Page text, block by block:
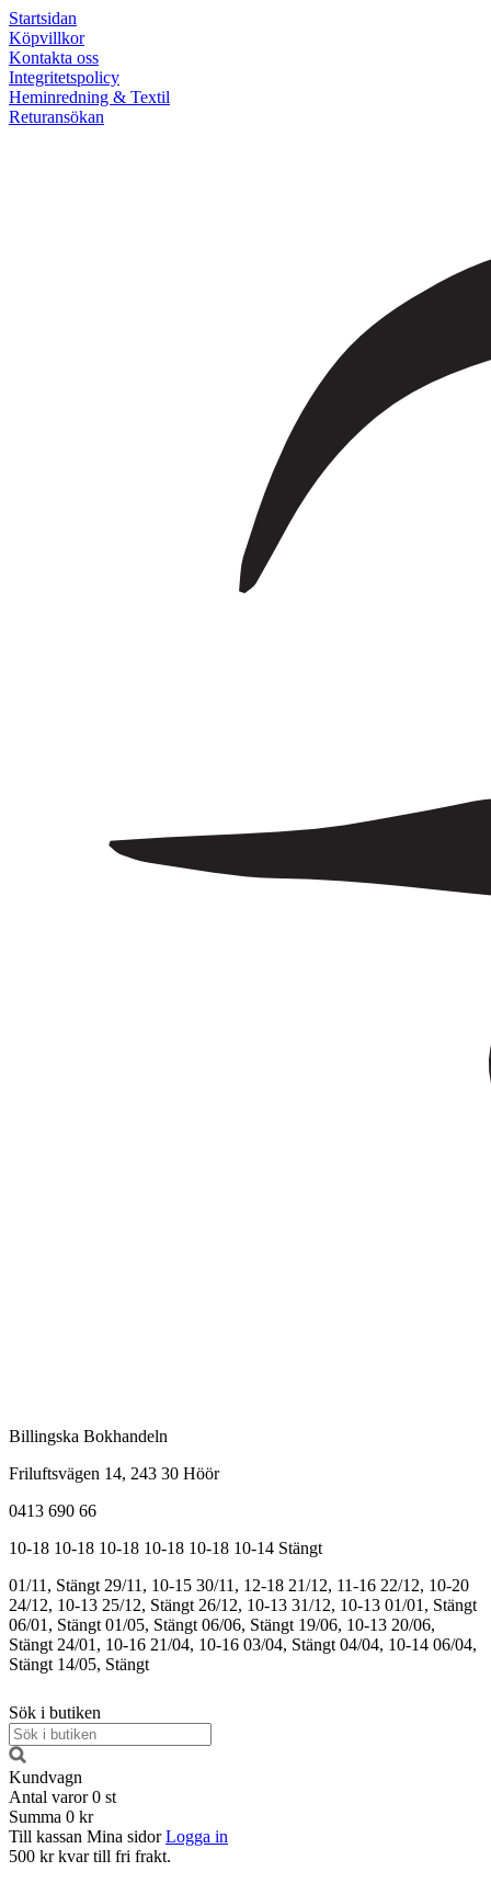
Startsidan
Köpvillkor
Kontakta oss
Integritetspolicy
Heminredning & Textil
Returansökan
Billingska Bokhandeln
Friluftsvägen 14, 243 30 Höör
0413 690 66
10-18 10-18 10-18 10-18 10-18 10-14 Stängt
01/11, Stängt 29/11, 10-15 30/11, 12-18 21/12, 11-16 22/12, 10-20
24/12, 10-13 25/12, Stängt 26/12, 10-13 31/12, 10-13 01/01, Stängt
06/01, Stängt 01/05, Stängt 06/06, Stängt 19/06, 10-13 20/06,
Stängt 24/01, 10-16 21/04, 10-16 03/04, Stängt 04/04, 10-14 06/04,
Stängt 14/05, Stängt
Sök i butiken
Kundvagn
Antal varor 0 st
Summa 0 kr
Till kassan Mina sidor Logga in
500 kr kvar till fri frakt.